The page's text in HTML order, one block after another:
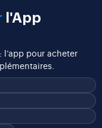
l'App
pour acheter